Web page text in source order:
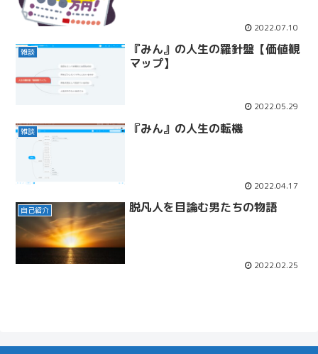
2022.07.10
雑談
『みん』の人生の羅針盤【価値観
マップ】
2022.05.29
雑談 『みん』の人生の転機
2022.04.17
自己紹介 脱凡人を目論む男たちの物語
2022.02.25